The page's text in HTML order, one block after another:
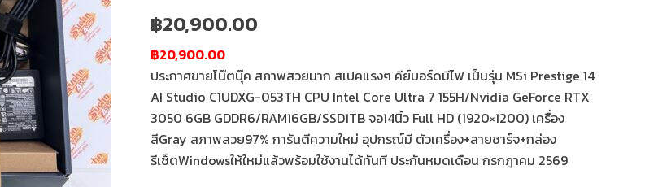
฿20,900.00
฿20,900.00
ประกาศขายโน๊ตบุ๊ค สภาพสวยมาก สเปคแรงๆ คีย์บอร์ดมีไฟ เป็นรุ่น MSi Prestige 14
AI Studio C1UDXG-053TH CPU Intel Core Ultra 7 155H/Nvidia GeForce RTX
3050 6GB GDDR6/RAM16GB/SSD1TB จอ14นิ้ว Full HD (1920×1200) เครื่อง
สีGray สภาพสวย97% การันตีความใหม่ อุปกรณ์มี ตัวเครื่อง+สายชาร์จ+กล่อง
รีเซ็ตWindowsให้ใหม่แล้วพร้อมใช้งานได้ทันที ประกันหมดเดือน กรกฎาคม 2569